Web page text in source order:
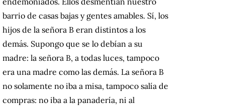
barrio de casas bajas y gentes amables. Sí, los
hijos de la señora B eran distintos a los
demás. Supongo que se lo debían a su
madre: la señora B, a todas luces, tampoco
era una madre como las demás. La señora B
no solamente no iba a misa, tampoco salía de
compras: no iba a la panadería, ni al